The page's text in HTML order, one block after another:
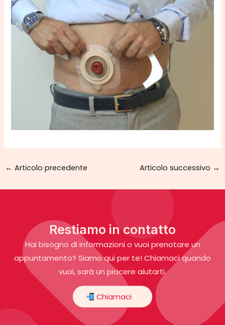
← Articolo precedente Articolo successivo →
Restiamo in contatto
Hai bisogno di informazioni o vuoi prenotare un
appuntamento? Siamo qui per te! Chiamaci quando
vuoi, sarà un piacere aiutarti.
Chiamaci